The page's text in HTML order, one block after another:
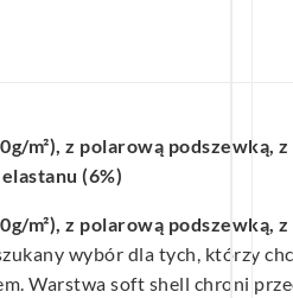
m²), z polarową podszewką, z
(6%)
m²), z polarową podszewką, z
wybór dla tych, którzy
Warstwa soft shell chroni